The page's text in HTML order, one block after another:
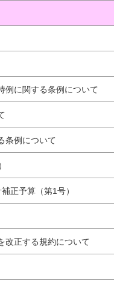
例に関する条例について
条例について
正予算（第1号）
改正する規約について